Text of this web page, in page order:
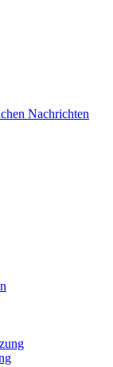
Nachrichten